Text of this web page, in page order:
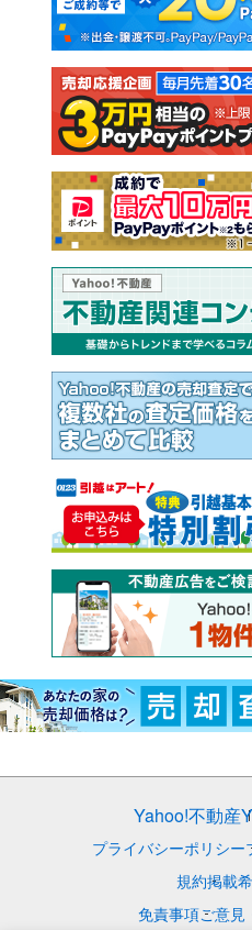
新築一戸建て
注文住宅
売却査定
Yahoo!不動産
プライバシーポリシー
規約掲載
免責事項ご意見